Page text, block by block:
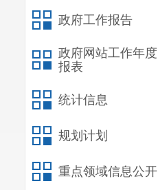
政府工作报告
政府网站工作年度
报表
统计信息
规划计划
重点领域信息公开